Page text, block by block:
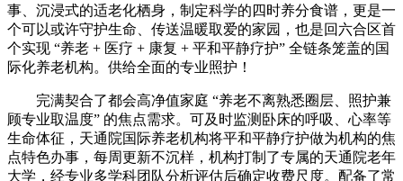
事、沉浸式的适老化栖身，制定科学的四时养分食谱，更是一
个可以或许守护生命、传送温暖取爱的家园，也是回六合区首
个实现 “养老 + 医疗 + 康复 + 平和平静疗护” 全链条笼盖的国
际化养老机构。供给全面的专业照护！
完满契合了都会高净值家庭 “养老不离熟悉圈层、照护兼
顾专业取温度” 的焦点需求。可及时监测卧床的呼吸、心率等
生命体征，天通院国际养老机构将平和平静疗护做为机构的焦
点特色办事，每周更新不沉样，机构打制了专属的天通院老年
大学，经专业多学科团队分析评估后确定收费尺度。配备了常